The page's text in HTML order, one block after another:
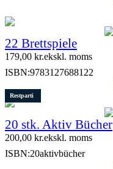
22 Brettspiele
179,00 kr.ekskl. moms
ISBN:9783127688122
Restparti
20 stk. Aktiv Bücher
200,00 kr.ekskl. moms
ISBN:20aktivbücher